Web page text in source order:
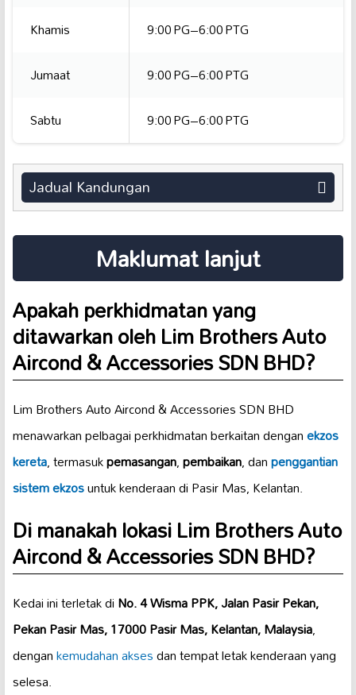
Khamis
9:00 PG–6:00 PTG
Jumaat
9:00 PG–6:00 PTG
Sabtu
9:00 PG–6:00 PTG
Jadual Kandungan
Maklumat lanjut
Apakah perkhidmatan yang
ditawarkan oleh Lim Brothers Auto
Aircond & Accessories SDN BHD?
Lim Brothers Auto Aircond & Accessories SDN BHD
menawarkan pelbagai perkhidmatan berkaitan denganekzos
kereta, termasukpemasangan,pembaikan, danpenggantian
sistem ekzosuntuk kenderaan di Pasir Mas, Kelantan.
Di manakah lokasi Lim Brothers Auto
Aircond & Accessories SDN BHD?
Kedai ini terletak diNo. 4 Wisma PPK, Jalan Pasir Pekan,
Pekan Pasir Mas, 17000 Pasir Mas, Kelantan, Malaysia,
dengankemudahan aksesdan tempat letak kenderaan yang
selesa.